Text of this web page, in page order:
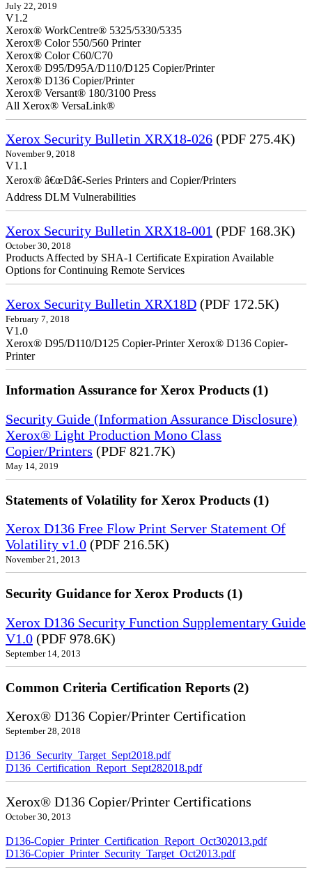
July 22, 2019
V1.2
Xerox® WorkCentre® 5325/5330/5335
Xerox® Color 550/560 Printer
Xerox® Color C60/C70
Xerox® D95/D95A/D110/D125 Copier/Printer
Xerox® D136 Copier/Printer
Xerox® Versant® 180/3100 Press
All Xerox® VersaLink®
Xerox Security Bulletin XRX18-026 (PDF 275.4K)
November 9, 2018
V1.1
Xerox® â€œDâ€-Series Printers and Copier/Printers
Address DLM Vulnerabilities
Xerox Security Bulletin XRX18-001 (PDF 168.3K)
October 30, 2018
Products Affected by SHA-1 Certificate Expiration Available
Options for Continuing Remote Services
Xerox Security Bulletin XRX18D (PDF 172.5K)
February 7, 2018
V1.0
Xerox® D95/D110/D125 Copier-Printer Xerox® D136 Copier-
Printer
Information Assurance for Xerox Products (1)
Security Guide (Information Assurance Disclosure)
Xerox® Light Production Mono Class
Copier/Printers (PDF 821.7K)
May 14, 2019
Statements of Volatility for Xerox Products (1)
Xerox D136 Free Flow Print Server Statement Of
Volatility v1.0 (PDF 216.5K)
November 21, 2013
Security Guidance for Xerox Products (1)
Xerox D136 Security Function Supplementary Guide
V1.0 (PDF 978.6K)
September 14, 2013
Common Criteria Certification Reports (2)
Xerox® D136 Copier/Printer Certification
September 28, 2018
D136_Security_Target_Sept2018.pdf
D136_Certification_Report_Sept282018.pdf
Xerox® D136 Copier/Printer Certifications
October 30, 2013
D136-Copier_Printer_Certification_Report_Oct302013.pdf
D136-Copier_Printer_Security_Target_Oct2013.pdf